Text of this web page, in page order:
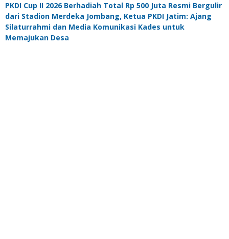
PKDI Cup II 2026 Berhadiah Total Rp 500 Juta Resmi Bergulir
dari Stadion Merdeka Jombang, Ketua PKDI Jatim: Ajang
Silaturrahmi dan Media Komunikasi Kades untuk
Memajukan Desa